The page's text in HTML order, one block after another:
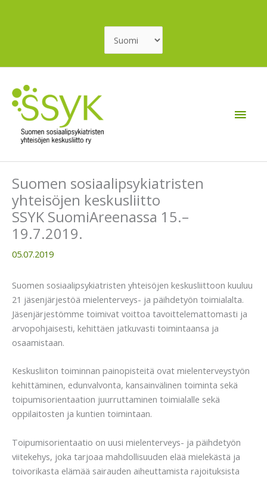
Valitse
Suomen sosiaalipsykiatristen
yhteisöjen keskusliitto
SSYK SuomiAreenassa 15.–
19.7.2019.
05.07.2019
Suomen sosiaalipsykiatristen yhteisöjen keskusliittoon kuuluu
21 jäsenjärjestöä mielenterveys- ja päihdetyön toimialalta.
Jäsenjärjestömme toimivat voittoa tavoittelemattomasti ja
arvopohjaisesti, kehittäen jatkuvasti toimintaansa ja
osaamistaan.
Keskusliiton toiminnan painopisteitä ovat mielenterveystyön
kehittäminen, edunvalvonta, kansainvälinen toiminta sekä
toipumisorientaation juurruttaminen toimialalle sekä
oppilaitosten ja kuntien toimintaan.
Toipumisorientaatio on uusi mielenterveys- ja päihdetyön
viitekehys, joka tarjoaa mahdollisuuden elää mielekästä ja
toivorikasta elämää sairauden aiheuttamista rajoituksista